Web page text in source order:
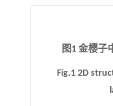
图1 金樱子
Fig.1 2D